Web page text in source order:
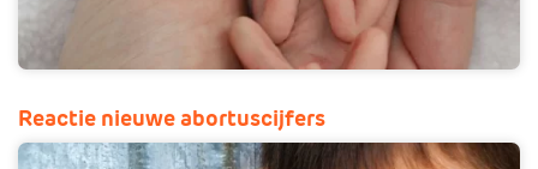
Reactie nieuwe abortuscijfers